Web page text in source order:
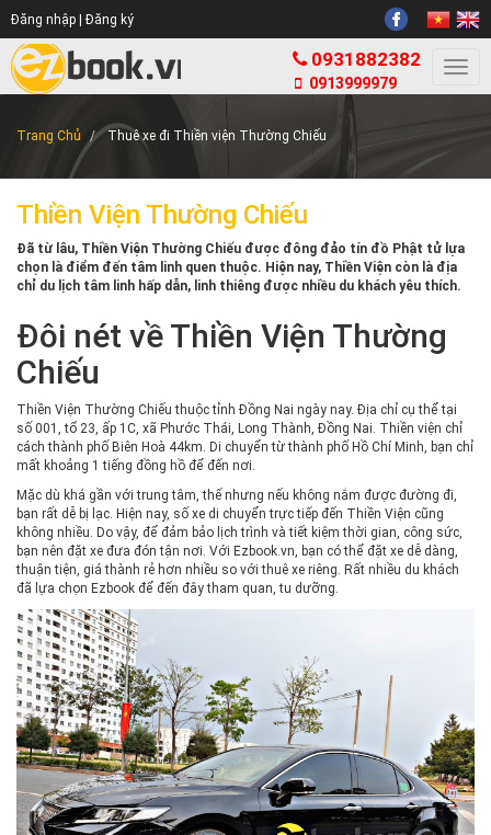
Đăng nhập | Đăng ký
0931882382
0913999979
Trang Chủ Thuê xe đi Thiền viện Thường Chiếu
Thiền Viện Thường Chiếu
Đã từ lâu, Thiền Viện Thường Chiếu được đông đảo tín đồ Phật tử lựa
chọn là điểm đến tâm linh quen thuộc. Hiện nay, Thiền Viện còn là địa
chỉ du lịch tâm linh hấp dẫn, linh thiêng được nhiều du khách yêu thích.
Đôi nét về Thiền Viện Thường
Chiếu
Thiền Viện Thường Chiếu thuộc tỉnh Đồng Nai ngày nay. Địa chỉ cụ thể tại
số 001, tổ 23, ấp 1C, xã Phước Thái, Long Thành, Đồng Nai. Thiền viện chỉ
cách thành phố Biên Hoà 44km. Di chuyển từ thành phố Hồ Chí Minh, bạn chỉ
mất khoảng 1 tiếng đồng hồ để đến nơi.
Mặc dù khá gần với trung tâm, thế nhưng nếu không nắm được đường đi,
bạn rất dễ bị lạc. Hiện nay, số xe di chuyển trực tiếp đến Thiền Viện cũng
không nhiều. Do vậy, để đảm bảo lịch trình và tiết kiệm thời gian, công sức,
bạn nên đặt xe đưa đón tận nơi. Với Ezbook.vn, bạn có thể đặt xe dễ dàng,
thuận tiện, giá thành rẻ hơn nhiều so với thuê xe riêng. Rất nhiều du khách
đã lựa chọn Ezbook để đến đây tham quan, tu dưỡng.